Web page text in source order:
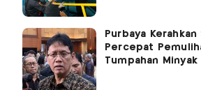
Purbaya Kerahkan
Percepat
Tumpahan